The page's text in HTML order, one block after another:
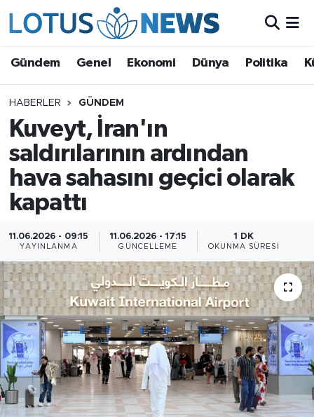
Gündem Genel Ekonomi Dünya Politika
HABERLER GÜNDEM
Kuveyt, İran'ın
saldırılarının ardından
hava sahasını geçici olarak
kapattı
11.06.2026 - 09:15
YAYINLANMA
11.06.2026 - 17:15
GÜNCELLEME
1 DK
OKUNMA SÜRESI
Ekonomi
Dünya
Politika
Kültür - Sanat ve Tarih
Yaşam
Bilim ve Teknoloji
Çin Fuarları
Gündem
Video
Sağlık